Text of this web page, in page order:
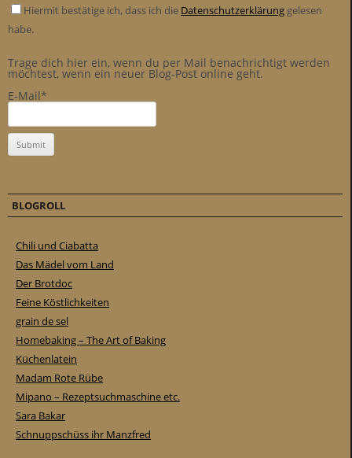
Hiermit bestätige ich, dass ich die Datenschutzerklärung gelesen
habe.
Trage dich hier ein, wenn du per Mail benachrichtigt werden
möchtest, wenn ein neuer Blog-Post online geht.
E-Mail*
BLOGROLL
Chili und Ciabatta
Das Mädel vom Land
Der Brotdoc
Feine Köstlichkeiten
grain de sel
Homebaking – The Art of Baking
Küchenlatein
Madam Rote Rübe
Mipano – Rezeptsuchmaschine etc.
Sara Bakar
Schnuppschüss ihr Manzfred